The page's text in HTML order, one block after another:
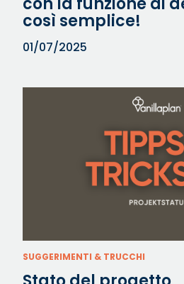
così semplice!
01/07/2025
SUGGERIMENTI & TRUCCHI